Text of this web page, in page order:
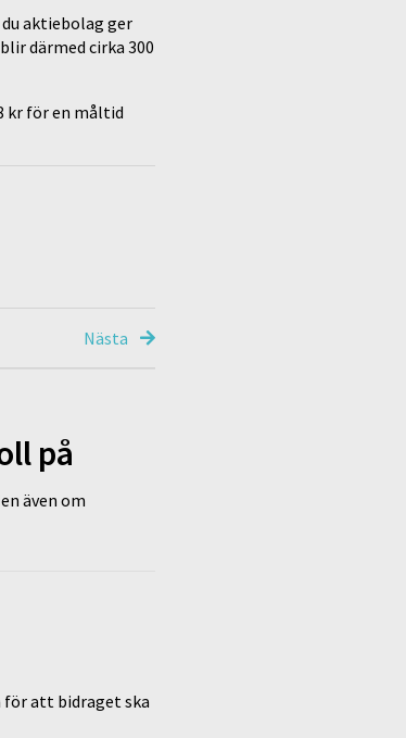
aktiebolag ger
därmed cirka 300
kr för en måltid
Nästa
på
även om
för att bidraget ska